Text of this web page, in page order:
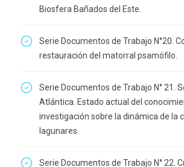
Biosfera Bañados del Este.
Serie Documentos de Trabajo N°20.
restauración del matorral psamófilo.
Serie Documentos de Trabajo N° 21.
Atlántica. Estado actual del
investigación sobre la dinámica de la
lagunares.
Serie Documentos de Trabajo N° 22.